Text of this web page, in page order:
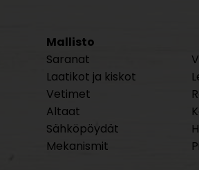
Mallisto
Saranat
Laatikot ja kiskot
Vetimet
Altaat
Sähköpöydät
Mekanismit